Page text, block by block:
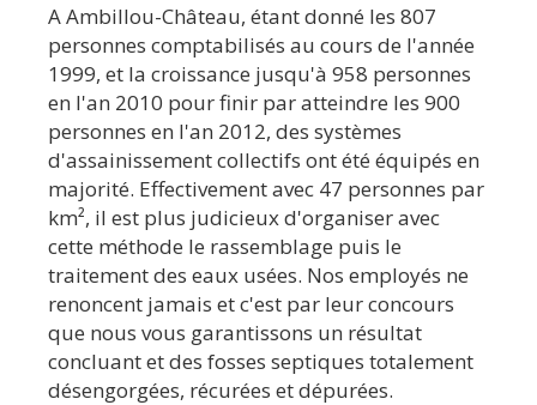
A Ambillou-Château, étant donné les 807
personnes comptabilisés au cours de l'année
1999, et la croissance jusqu'à 958 personnes
en l'an 2010 pour finir par atteindre les 900
personnes en l'an 2012, des systèmes
d'assainissement collectifs ont été équipés en
majorité. Effectivement avec 47 personnes par
km², il est plus judicieux d'organiser avec
cette méthode le rassemblage puis le
traitement des eaux usées. Nos employés ne
renoncent jamais et c'est par leur concours
que nous vous garantissons un résultat
concluant et des fosses septiques totalement
désengorgées, récurées et dépurées.